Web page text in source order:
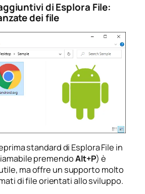
di Esplora File:
dei file
standard di Esplora File in
premendoAlt+P) è
ma offre un supporto molto
di file orientati allo sviluppo.